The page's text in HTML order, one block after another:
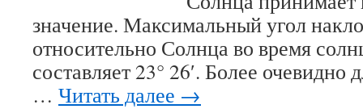
значение. Максимальный угол
относительно Солнца во время
составляет 23° 26′. Более
… Читать далее →